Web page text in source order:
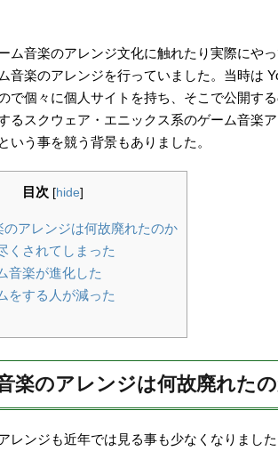
ム音楽のアレンジ文化に触れたり実際にや
音楽のアレンジを行っていました。当時は
で個々に個人サイトを持ち、そこで公開す
るスクウェア・エニックス系のゲーム音楽
いう事を競う背景もありました。
目次 [hide]
のアレンジは何故廃れたのか
くされてしまった
音楽が進化した
をする人が減った
楽のアレンジは何故廃れた
レンジも近年では見る事も少なくなりまし